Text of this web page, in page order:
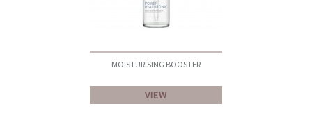
MOISTURISING BOOSTER
VIEW